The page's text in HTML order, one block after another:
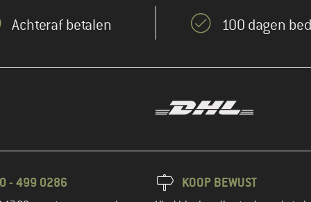
Achteraf betalen 100 dagen
- 499 0286 KOOP BEWUST